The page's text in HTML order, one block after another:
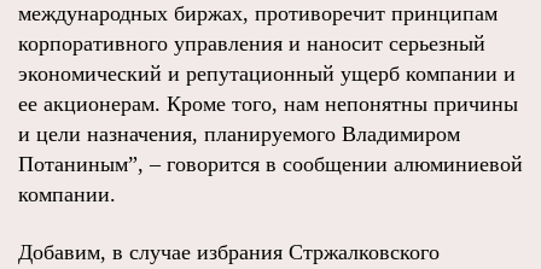
международных биржах, противоречит принципам
корпоративного управления и наносит серьезный
экономический и репутационный ущерб компании и
ее акционерам. Кроме того, нам непонятны причины
и цели назначения, планируемого Владимиром
Потаниным”, – говорится в сообщении алюминиевой
компании.
Добавим, в случае избрания Стржалковского